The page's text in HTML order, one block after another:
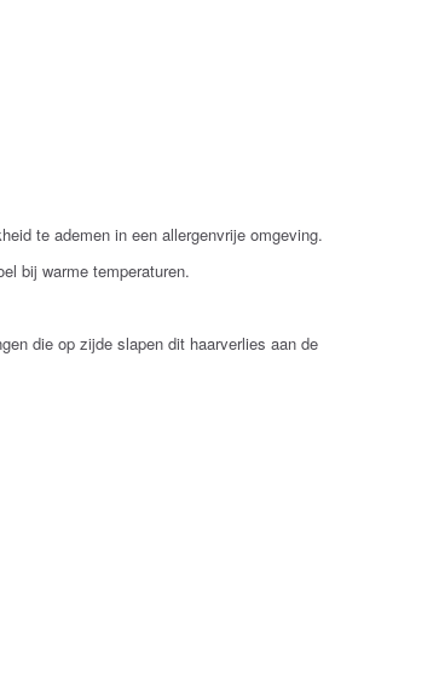
te ademen in een allergenvrije omgeving.
bij warme temperaturen.
die op zijde slapen dit haarverlies aan de